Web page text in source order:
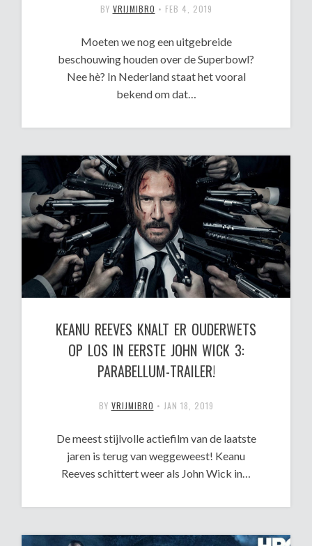
BY VRIJMIBRO • FEB 4, 2019
Moeten we nog een uitgebreide
beschouwing houden over de Superbowl?
Nee hè? In Nederland staat het vooral
bekend om dat…
KEANU REEVES KNALT ER OUDERWETS
OP LOS IN EERSTE JOHN WICK 3:
PARABELLUM-TRAILER!
BY VRIJMIBRO • JAN 18, 2019
De meest stijlvolle actiefilm van de laatste
jaren is terug van weggeweest! Keanu
Reeves schittert weer als John Wick in…